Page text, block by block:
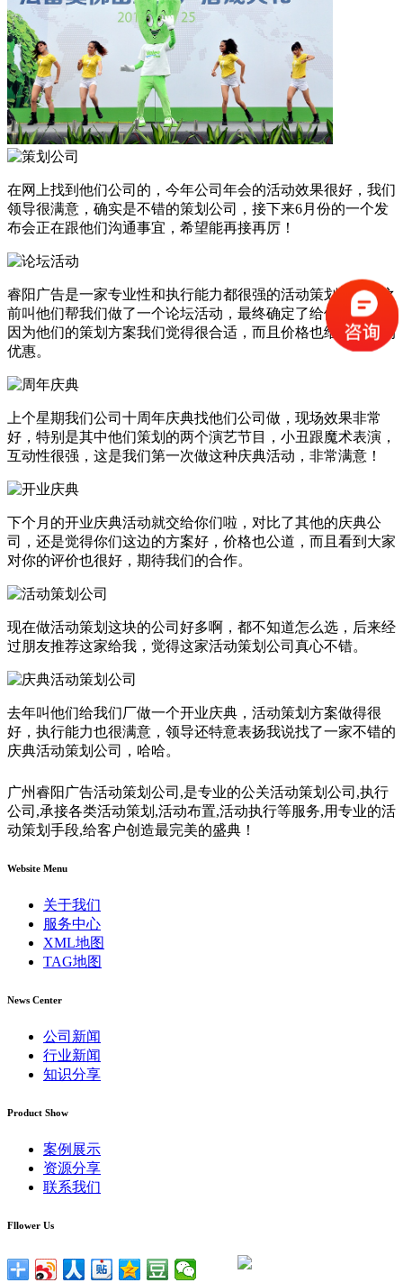
在网上找到他们公司的，今年公司年会的活动效果很好，我们
领导很满意，确实是不错的策划公司，接下来6月份的一个发
布会正在跟他们沟通事宜，希望能再接再厉！
睿阳广告是一家专业性和执行能力都很强的活动策划公司，之
前叫他们帮我们做了一个论坛活动，最终确定了给他们来做，
因为他们的策划方案我们觉得很合适，而且价格也给了很大的
优惠。
上个星期我们公司十周年庆典找他们公司做，现场效果非常
好，特别是其中他们策划的两个演艺节目，小丑跟魔术表演，
互动性很强，这是我们第一次做这种庆典活动，非常满意！
下个月的开业庆典活动就交给你们啦，对比了其他的庆典公
司，还是觉得你们这边的方案好，价格也公道，而且看到大家
对你的评价也很好，期待我们的合作。
现在做活动策划这块的公司好多啊，都不知道怎么选，后来经
过朋友推荐这家给我，觉得这家活动策划公司真心不错。
去年叫他们给我们厂做一个开业庆典，活动策划方案做得很
好，执行能力也很满意，领导还特意表扬我说找了一家不错的
庆典活动策划公司，哈哈。
广州睿阳广告活动策划公司,是专业的公关活动策划公司,执行
公司,承接各类活动策划,活动布置,活动执行等服务,用专业的活
动策划手段,给客户创造最完美的盛典！
Website Menu
关于我们
服务中心
XML地图
TAG地图
News Center
公司新闻
行业新闻
知识分享
Product Show
案例展示
资源分享
联系我们
Fllower Us